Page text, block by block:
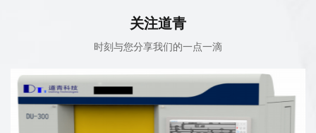
关注道青
时刻与您分享我们的一点一滴